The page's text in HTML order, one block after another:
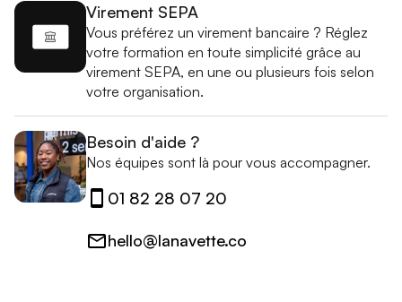
Virement SEPA
Vous préférez un virement bancaire ? Réglez
votre formation en toute simplicité grâce au
virement SEPA, en une ou plusieurs fois selon
votre organisation.
Besoin d'aide ?
Nos équipes sont là pour vous accompagner.
01 82 28 07 20
hello@lanavette.co